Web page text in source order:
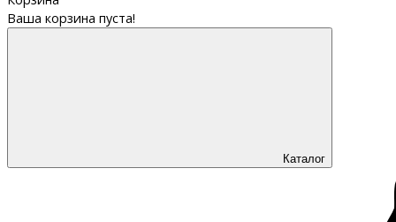
Ваша корзина пуста!
Каталог